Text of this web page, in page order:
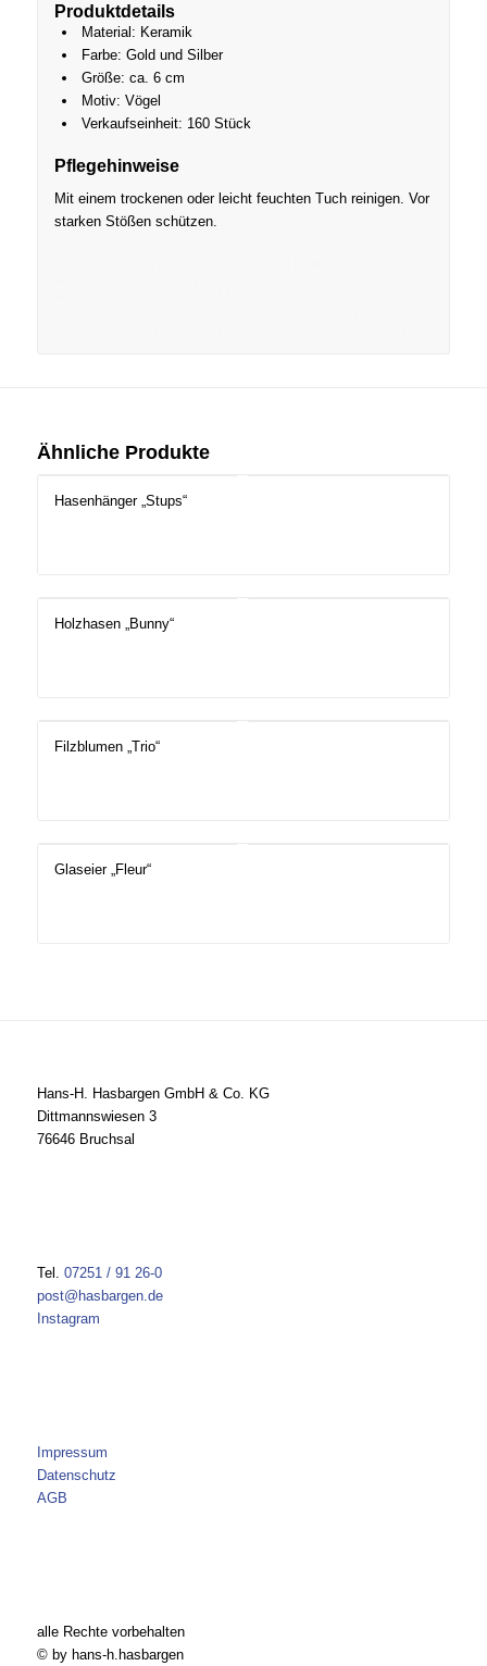
Produktdetails
Material: Keramik
Farbe: Gold und Silber
Größe: ca. 6 cm
Motiv: Vögel
Verkaufseinheit: 160 Stück
Pflegehinweise
Mit einem trockenen oder leicht feuchten Tuch reinigen. Vor
starken Stößen schützen.
Ähnliche Produkte
Hasenhänger „Stups“
Holzhasen „Bunny“
Filzblumen „Trio“
Glaseier „Fleur“
Hans-H. Hasbargen GmbH & Co. KG
Dittmannswiesen 3
76646 Bruchsal
Tel. 07251 / 91 26-0
post@hasbargen.de
Instagram
Impressum
Datenschutz
AGB
alle Rechte vorbehalten
© by hans-h.hasbargen